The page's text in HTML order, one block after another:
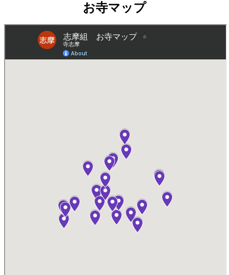
お寺マップ